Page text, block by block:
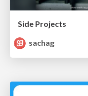
Side Projects
sachag